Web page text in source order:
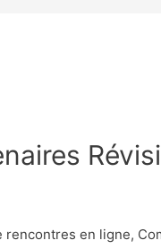
rencontres en ligne,